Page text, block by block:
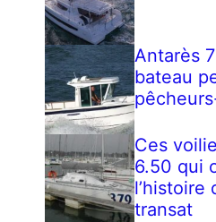
Antarès
bateau
Ces
6.50 qui
l’histoire
transat